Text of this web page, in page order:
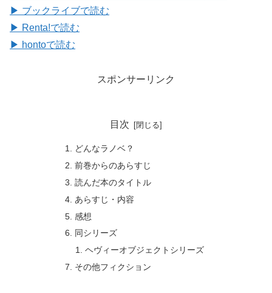
▶ ブックライブで読む
▶ Renta!で読む
▶ hontoで読む
スポンサーリンク
目次
どんなラノベ？
前巻からのあらすじ
読んだ本のタイトル
あらすじ・内容
感想
同シリーズ
ヘヴィーオブジェクトシリーズ
その他フィクション